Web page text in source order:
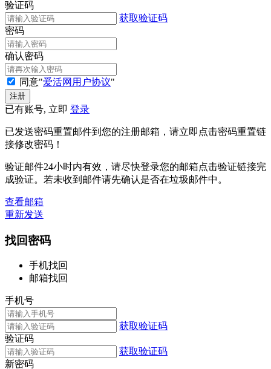
验证码
获取验证码
密码
确认密码
同意"爱活网用户协议"
已有账号, 立即 登录
已发送密码重置邮件到您的注册邮箱，请立即点击密码重置链
接修改密码！
验证邮件24小时内有效，请尽快登录您的邮箱点击验证链接完
成验证。若未收到邮件请先确认是否在垃圾邮件中。
查看邮箱
重新发送
找回密码
手机找回
邮箱找回
手机号
获取验证码
验证码
获取验证码
新密码